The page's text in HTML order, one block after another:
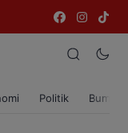
Politik Bumi